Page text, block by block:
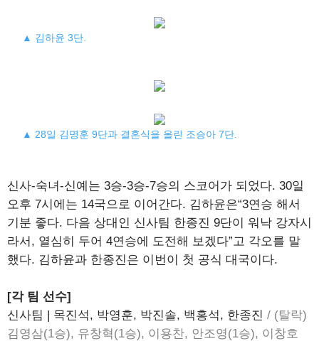
▲ 김하윤 3단.
▲ 28일 김명훈 9단과 결혼식을 올린 조승아 7단.
신사-숙녀-신예는 3승-3승-7승의 스코어가 되었다. 30일
오후 7시에는 14국으로 이어간다. 김하윤은“3연승 해서
기분 좋다. 다음 상대인 신사팀 한종진 9단이 워낙 강자시
라서, 열심히 두어 4연승에 도전해 보겠다”고 각오를 말
했다. 김하윤과 한종진은 이번이 첫 공식 대국이다.
[각 팀 선수]
신사팀 | 목진석, 박영훈, 박진솔, 백홍석, 한종진 / (탈락)
김영삼(1승), 유창혁(1승), 이용찬, 안조영(1승), 이창호